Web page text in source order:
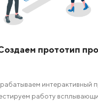
прототип
интерактивный
работу